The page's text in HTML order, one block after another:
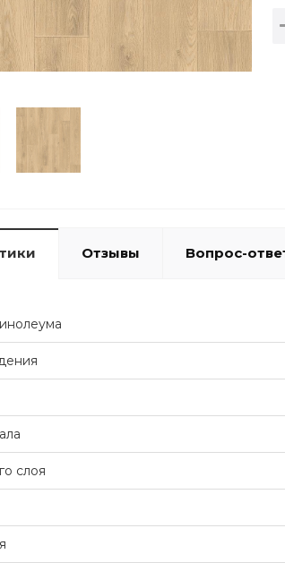
Отзывы Вопрос-
слоя